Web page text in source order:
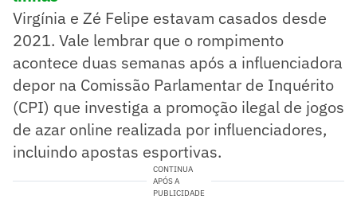
Virgínia e Zé Felipe estavam casados desde
2021. Vale lembrar que o rompimento
acontece duas semanas após a influenciadora
depor na Comissão Parlamentar de Inquérito
(CPI) que investiga a promoção ilegal de jogos
de azar online realizada por influenciadores,
incluindo apostas esportivas.
CONTINUA
APÓS A
PUBLICIDADE